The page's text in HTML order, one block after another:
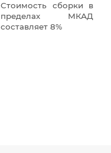
Стоимость сборки в
пределах МКАД
составляет 8%